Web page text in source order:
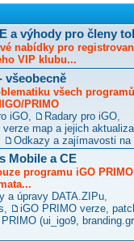
a výhody pro členy
nabídky pro
VIP klubu...
všeobecně
všech
PRIMO
iGO Radary pro iGO
verze map a jejich
Odkazy a zajímavosti na
Mobile a CE
programu iGO
a úpravy DATA.ZIPu
iGO PRIMO verze,
(ui_igo9,